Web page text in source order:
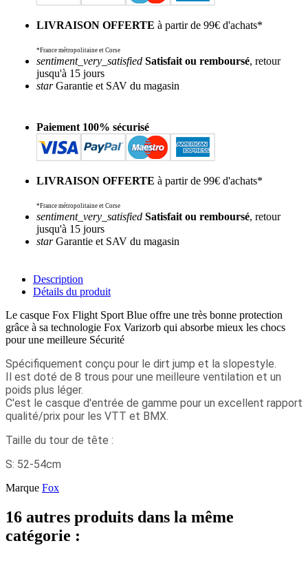
LIVRAISON OFFERTE à partir de 99€ d'achats*
*France métropolitaine et Corse
sentiment_very_satisfied Satisfait ou remboursé, retour
jusqu'à 15 jours
starGarantie et SAV du magasin
Paiement 100% sécurisé
LIVRAISON OFFERTE à partir de 99€ d'achats*
*France métropolitaine et Corse
sentiment_very_satisfied Satisfait ou remboursé, retour
jusqu'à 15 jours
starGarantie et SAV du magasin
Description
Détails du produit
Le casque Fox Flight Sport Blue offre une très bonne protection
grâce à sa technologie Fox Varizorb qui absorbe mieux les chocs
pour une meilleure Sécurité
Spécifiquement conçu pour le dirt jump et la slopestyle.
Il est doté de 8 trous pour une meilleure ventilation et un
poids plus léger.
C'est le casque d'entrée de gamme pour un excellent rapport
qualité/prix pour les VTT et BMX.
Taille du tour de tête :
S: 52-54cm
Marque Fox
16 autres produits dans la même
catégorie :